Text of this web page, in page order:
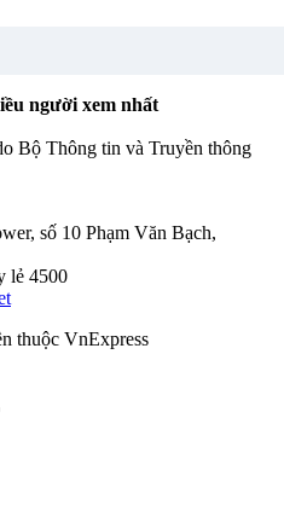
người xem nhất
Bộ Thông tin và Truyền thông
số 10 Phạm Văn Bạch,
lẻ 4500
thuộc VnExpress